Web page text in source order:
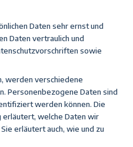
Daten sehr ernst und
Daten vertraulich und
sowie
werden verschiedene
Personenbezogene Daten sind
werden können. Die
welche Daten wir
erläutert auch, wie und zu